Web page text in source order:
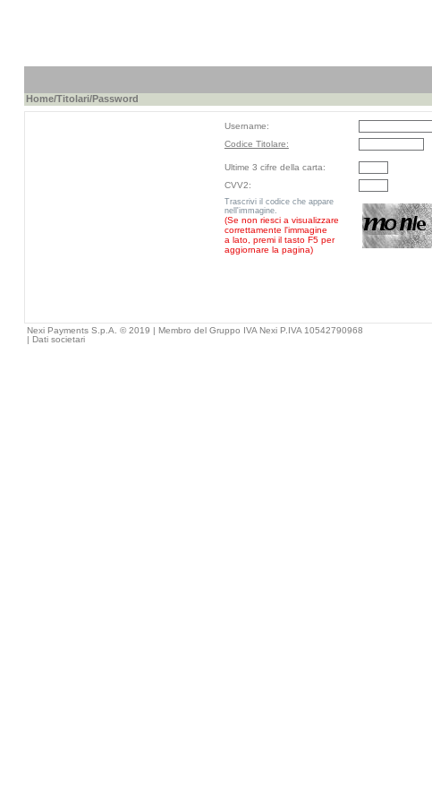
Home/Titolari/Password
Username:
Codice Titolare:
Ultime 3 cifre della carta:
CVV2:
Trascrivi il codice che appare
nell'immagine.
(Se non riesci a visualizzare
correttamente l'immagine
a lato, premi il tasto F5 per
aggiornare la pagina)
Nexi Payments S.p.A. © 2019 | Membro del Gruppo IVA Nexi P.IVA 10542790968
| Dati societari